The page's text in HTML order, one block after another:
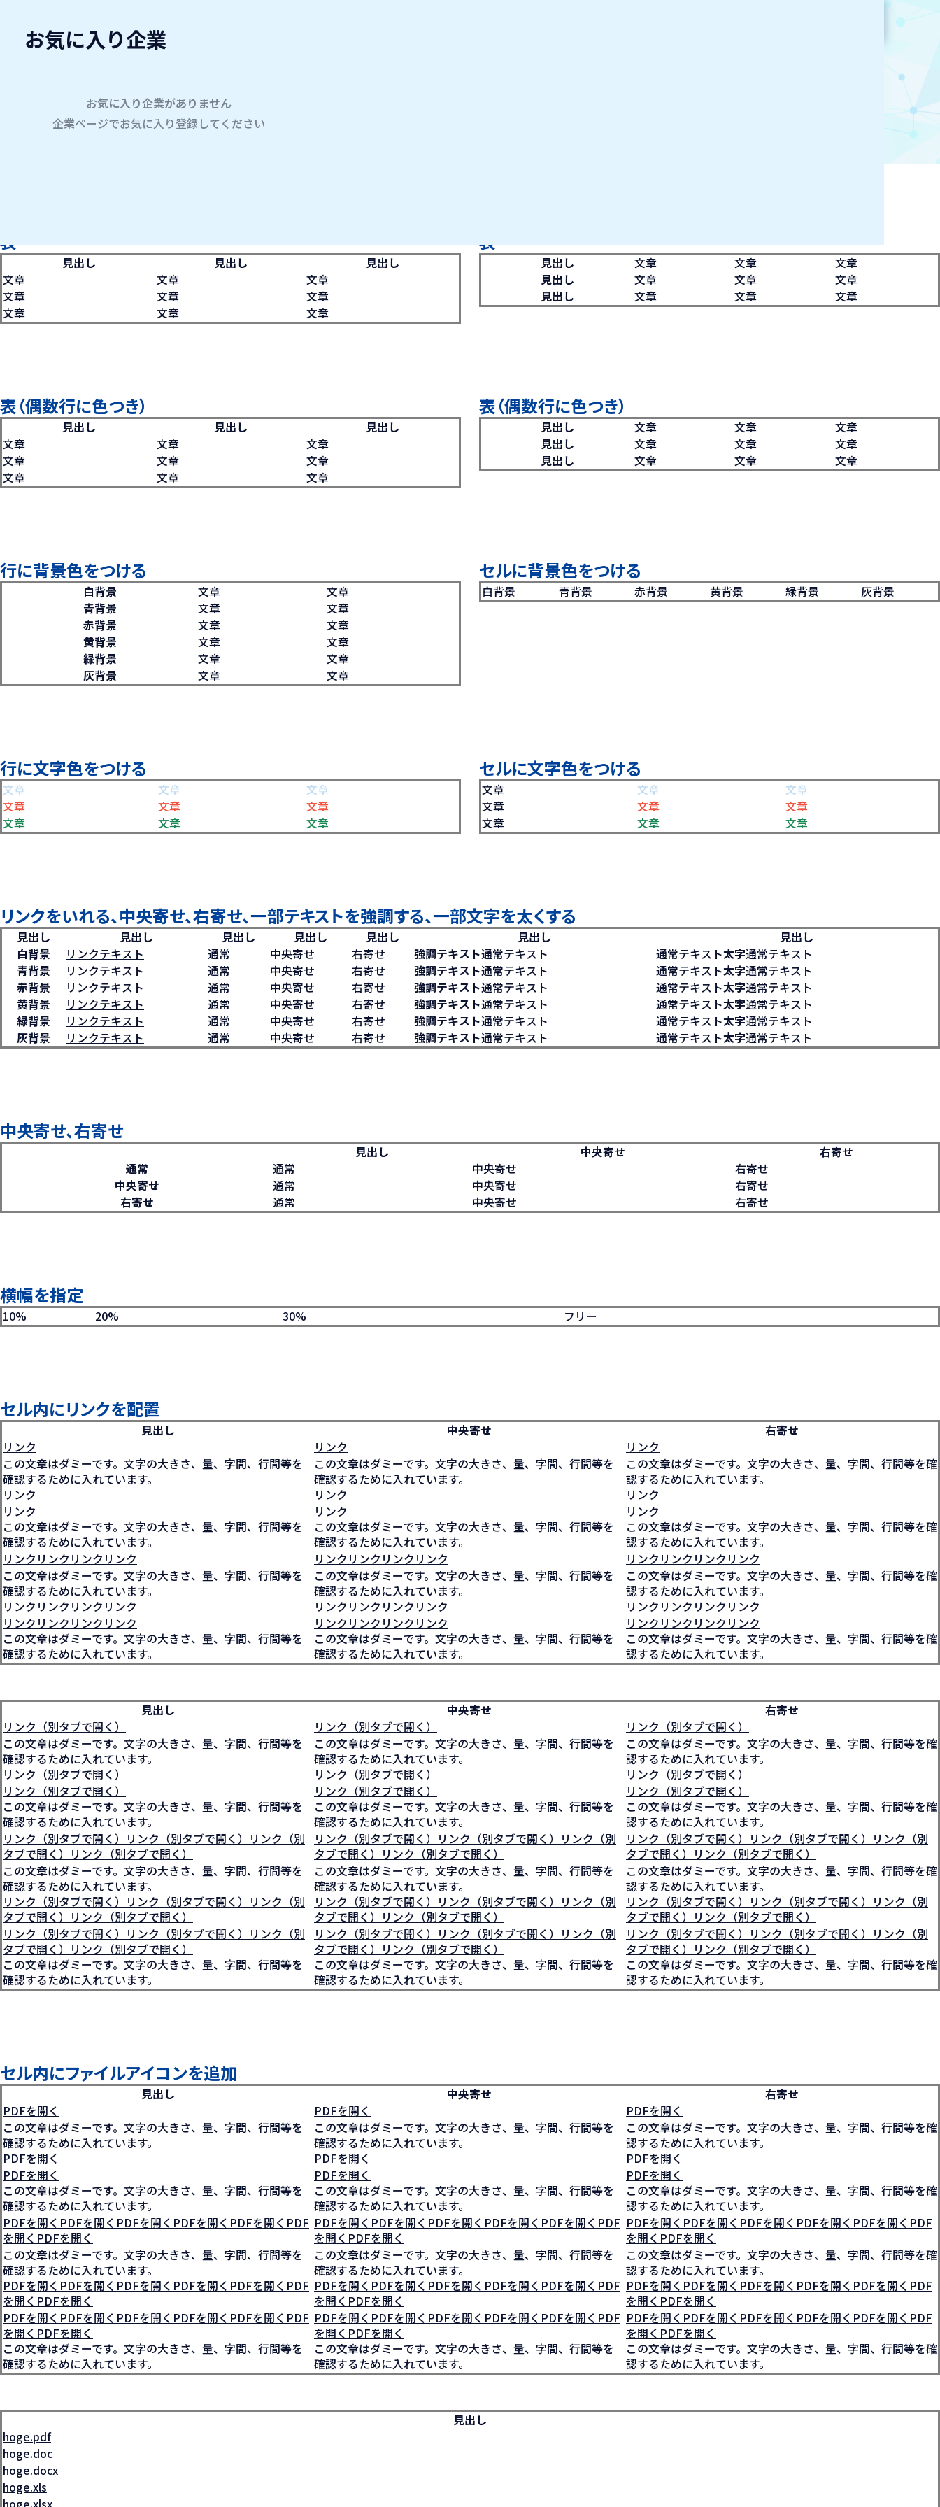
学内企業研究会2026
custom table
表
見出し 見出し
見出し
文章
文章
文章
文章
文章
文章
文章
文章 文章
表
見出し 文章 文章
文章
見出し
文章 文章
文章
見出し
文章 文章 文章
表（偶数行に色つき）
見出し 見出し
見出し
文章
文章
文章
文章
文章
文章
文章
文章 文章
表（偶数行に色つき）
見出し 文章 文章
文章
見出し
文章 文章
文章
見出し
文章 文章 文章
行に背景色をつける
白背景 文章
文章
青背景
文章
文章
赤背景
文章
文章
黄背景
文章
文章
緑背景
文章
文章
灰背景
文章 文章
セルに背景色をつける
白背景 青背景 赤背景 黄背景 緑背景 灰背景
行に文字色をつける
文章 文章
文章
文章
文章
文章
文章
文章 文章
セルに文字色をつける
文章 文章
文章
文章
文章
文章
文章
文章 文章
リンクをいれる、中央寄せ、右寄せ、一部テキストを強調する、一部文字を太くする
見出し 見出し 見出し 見出し 見出し 見出し
見出し
白背景
リンクテキスト 通常 中央寄せ 右寄せ 強調テキスト通常テキスト 通常テキスト太字通常テキスト
青背景
リンクテキスト 通常 中央寄せ 右寄せ 強調テキスト通常テキスト 通常テキスト太字通常テキスト
赤背景
リンクテキスト 通常 中央寄せ 右寄せ 強調テキスト通常テキスト 通常テキスト太字通常テキスト
黄背景
リンクテキスト 通常 中央寄せ 右寄せ 強調テキスト通常テキスト 通常テキスト太字通常テキスト
緑背景
リンクテキスト 通常 中央寄せ 右寄せ 強調テキスト通常テキスト 通常テキスト太字通常テキスト
灰背景
リンクテキスト 通常 中央寄せ 右寄せ 強調テキスト通常テキスト 通常テキスト太字通常テキスト
中央寄せ、右寄せ
見出し 中央寄せ
右寄せ
通常
通常 中央寄せ
右寄せ
中央寄せ
通常 中央寄せ
右寄せ
右寄せ
通常 中央寄せ 右寄せ
横幅を指定
10% 20% 30% フリー
セル内にリンクを配置
見出し 中央寄せ
右寄せ
リンク
リンク
リンク
この文章はダミーです。文字の大きさ、量、字間、行間等を
確認するために入れています。
リンク
この文章はダミーです。文字の大きさ、量、字間、行間等を
確認するために入れています。
リンク
この文章はダミーです。文字の大きさ、量、字間、行間等を確
認するために入れています。
リンク
リンク
この文章はダミーです。文字の大きさ、量、字間、行間等を
確認するために入れています。
リンク
この文章はダミーです。文字の大きさ、量、字間、行間等を
確認するために入れています。
リンク
この文章はダミーです。文字の大きさ、量、字間、行間等を確
認するために入れています。
リンクリンクリンクリンク
リンクリンクリンクリンク
リンクリンクリンクリンク
この文章はダミーです。文字の大きさ、量、字間、行間等を
確認するために入れています。
リンクリンクリンクリンク
この文章はダミーです。文字の大きさ、量、字間、行間等を
確認するために入れています。
リンクリンクリンクリンク
この文章はダミーです。文字の大きさ、量、字間、行間等を確
認するために入れています。
リンクリンクリンクリンク
リンクリンクリンクリンク
この文章はダミーです。文字の大きさ、量、字間、行間等を
確認するために入れています。
リンクリンクリンクリンク
この文章はダミーです。文字の大きさ、量、字間、行間等を
確認するために入れています。
リンクリンクリンクリンク
この文章はダミーです。文字の大きさ、量、字間、行間等を確
認するために入れています。
見出し 中央寄せ
右寄せ
リンク（別タブで開く）
リンク（別タブで開く）
リンク（別タブで開く）
この文章はダミーです。文字の大きさ、量、字間、行間等を
確認するために入れています。
リンク（別タブで開く）
この文章はダミーです。文字の大きさ、量、字間、行間等を
確認するために入れています。
リンク（別タブで開く）
この文章はダミーです。文字の大きさ、量、字間、行間等を確
認するために入れています。
リンク（別タブで開く）
リンク（別タブで開く）
この文章はダミーです。文字の大きさ、量、字間、行間等を
確認するために入れています。
リンク（別タブで開く）
この文章はダミーです。文字の大きさ、量、字間、行間等を
確認するために入れています。
リンク（別タブで開く）
この文章はダミーです。文字の大きさ、量、字間、行間等を確
認するために入れています。
リンク（別タブで開く）リンク（別タブで開く）リンク（別
タブで開く）リンク（別タブで開く）
リンク（別タブで開く）リンク（別タブで開く）リンク（別
タブで開く）リンク（別タブで開く）
リンク（別タブで開く）リンク（別タブで開く）リンク（別
タブで開く）リンク（別タブで開く）
この文章はダミーです。文字の大きさ、量、字間、行間等を
確認するために入れています。
リンク（別タブで開く）リンク（別タブで開く）リンク（別
タブで開く）リンク（別タブで開く）
この文章はダミーです。文字の大きさ、量、字間、行間等を
確認するために入れています。
リンク（別タブで開く）リンク（別タブで開く）リンク（別
タブで開く）リンク（別タブで開く）
この文章はダミーです。文字の大きさ、量、字間、行間等を確
認するために入れています。
リンク（別タブで開く）リンク（別タブで開く）リンク（別
タブで開く）リンク（別タブで開く）
リンク（別タブで開く）リンク（別タブで開く）リンク（別
タブで開く）リンク（別タブで開く）
この文章はダミーです。文字の大きさ、量、字間、行間等を
確認するために入れています。
リンク（別タブで開く）リンク（別タブで開く）リンク（別
タブで開く）リンク（別タブで開く）
この文章はダミーです。文字の大きさ、量、字間、行間等を
確認するために入れています。
リンク（別タブで開く）リンク（別タブで開く）リンク（別
タブで開く）リンク（別タブで開く）
この文章はダミーです。文字の大きさ、量、字間、行間等を確
認するために入れています。
セル内にファイルアイコンを追加
見出し 中央寄せ
右寄せ
PDFを開く
PDFを開く
PDFを開く
この文章はダミーです。文字の大きさ、量、字間、行間等を
確認するために入れています。
PDFを開く
この文章はダミーです。文字の大きさ、量、字間、行間等を
確認するために入れています。
PDFを開く
この文章はダミーです。文字の大きさ、量、字間、行間等を確
認するために入れています。
PDFを開く
PDFを開く
この文章はダミーです。文字の大きさ、量、字間、行間等を
確認するために入れています。
PDFを開く
この文章はダミーです。文字の大きさ、量、字間、行間等を
確認するために入れています。
PDFを開く
この文章はダミーです。文字の大きさ、量、字間、行間等を確
認するために入れています。
PDFを開くPDFを開くPDFを開くPDFを開くPDFを開くPDF
を開くPDFを開く
PDFを開くPDFを開くPDFを開くPDFを開くPDFを開くPDF
を開くPDFを開く
PDFを開くPDFを開くPDFを開くPDFを開くPDFを開くPDF
を開くPDFを開く
この文章はダミーです。文字の大きさ、量、字間、行間等を
確認するために入れています。
PDFを開くPDFを開くPDFを開くPDFを開くPDFを開くPDF
を開くPDFを開く
この文章はダミーです。文字の大きさ、量、字間、行間等を
確認するために入れています。
PDFを開くPDFを開くPDFを開くPDFを開くPDFを開くPDF
を開くPDFを開く
この文章はダミーです。文字の大きさ、量、字間、行間等を確
認するために入れています。
PDFを開くPDFを開くPDFを開くPDFを開くPDFを開くPDF
を開くPDFを開く
PDFを開くPDFを開くPDFを開くPDFを開くPDFを開くPDF
を開くPDFを開く
この文章はダミーです。文字の大きさ、量、字間、行間等を
確認するために入れています。
PDFを開くPDFを開くPDFを開くPDFを開くPDFを開くPDF
を開くPDFを開く
この文章はダミーです。文字の大きさ、量、字間、行間等を
確認するために入れています。
PDFを開くPDFを開くPDFを開くPDFを開くPDFを開くPDF
を開くPDFを開く
この文章はダミーです。文字の大きさ、量、字間、行間等を確
認するために入れています。
見出し
hoge.pdf
hoge.doc
hoge.docx
hoge.xls
お気に入り企業
お気に入り企業がありません
企業ページでお気に入り登録してください